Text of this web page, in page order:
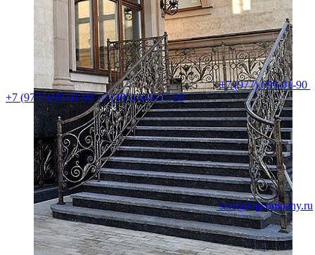
+7 (977) 699-01-90
+7 (977) 699-01-90 +7 (495) 644-77-28
sale@mgcompany.ru